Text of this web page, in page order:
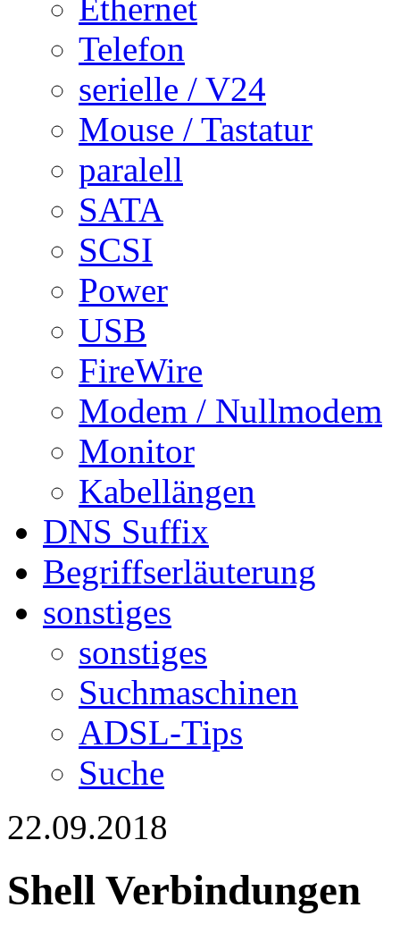
Ethernet
Telefon
serielle / V24
Mouse / Tastatur
paralell
SATA
SCSI
Power
USB
FireWire
Modem / Nullmodem
Monitor
Kabellängen
DNS Suffix
Begriffserläuterung
sonstiges
sonstiges
Suchmaschinen
ADSL-Tips
Suche
22.09.2018
Shell Verbindungen